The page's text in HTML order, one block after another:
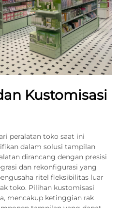
Kustomisasi
peralatan toko saat ini
dalam solusi tampilan
dirancang dengan presisi
dan rekonfigurasi yang
ritel fleksibilitas luar
toko. Pilihan kustomisasi
mencakup ketinggian rak